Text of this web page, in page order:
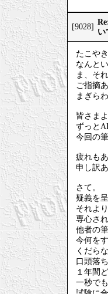
[9028]
い
たこや
なんと
ま、そ
ご指摘
まぎら
皆さま
ずっと
今回の
疲れも
申し訳
さて。
疑義を
それよ
専心さ
他者の
今何を
くだら
口頭落
１年間
一秒で